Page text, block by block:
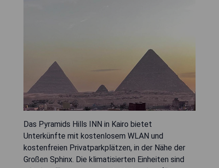
Das Pyramids Hills INN in Kairo bietet
Unterkünfte mit kostenlosem WLAN und
kostenfreien Privatparkplätzen, in der Nähe der
Großen Sphinx. Die klimatisierten Einheiten sind